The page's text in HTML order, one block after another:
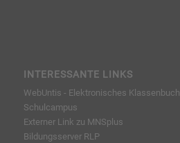
INTERESSANTE LINKS
WebUntis - Elektronisches Klassenbuch
Schulcampus
Externer Link zu MNSplus
Bildungsserver RLP